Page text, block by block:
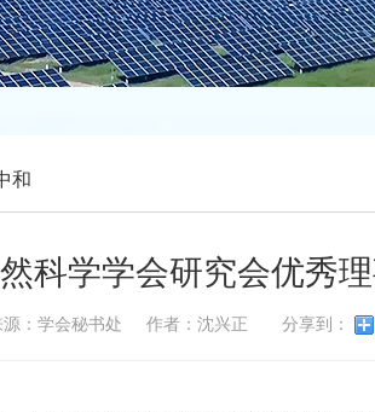
和
科学学会研究会优秀
：学会秘书处 作者：沈兴正 分享到：